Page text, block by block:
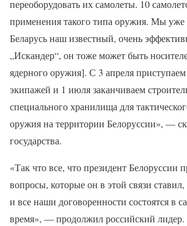
переоборудовать их самолеты. 10
применения такого типа оружия. Мы уже
Беларусь наш известный, очень
„Искандер“, он тоже может быть
ядерного оружия]. С 3 апреля
экипажей и 1 июля заканчиваем
специального хранилища для
оружия на территории Белоруссии», —
государства.
«Так что все, что президент Белоруссии
вопросы, которые он в этой связи
и все наши договоренности состоятся в
время», — продолжил российский лидер.